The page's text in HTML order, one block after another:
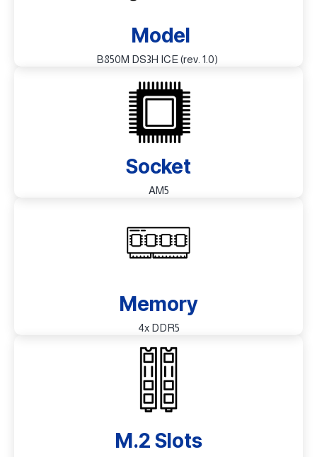
Model
Socket
AM5
Memory
4x DDR5
M.2 Slots